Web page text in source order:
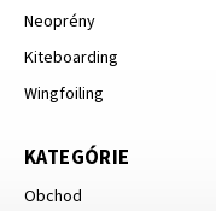
Neoprény
Kiteboarding
Wingfoiling
KATEGÓRIE
Obchod